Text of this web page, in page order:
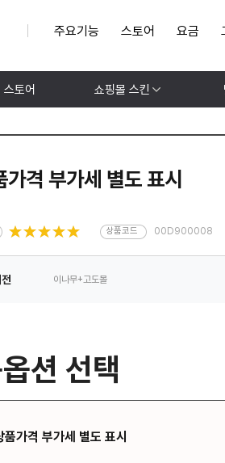
주요기능 스토어 요금
스토어 쇼핑몰 스킨
가격 부가세 별도 표시
상품코드 00D900008
이나무+고도몰
션 선택
품가격 부가세 별도 표시